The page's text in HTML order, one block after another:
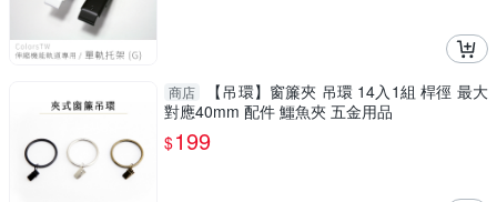
商店
【吊環】窗簾夾 吊環 14入1組 桿徑 最大
對應40mm 配件 鱷魚夾 五金用品
$199